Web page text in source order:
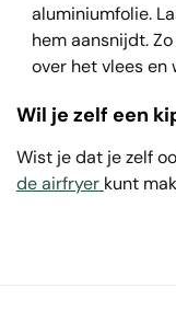
aluminiumfolie.
hem aansnijdt.
over het vlees en
Wil je zelf een
Wist je dat je zelf
de airfryer kunt